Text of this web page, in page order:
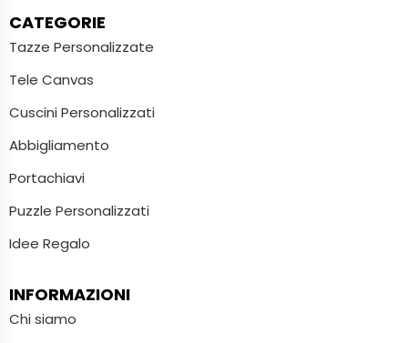
CATEGORIE
Tazze Personalizzate
Tele Canvas
Cuscini Personalizzati
Abbigliamento
Portachiavi
Puzzle Personalizzati
Idee Regalo
INFORMAZIONI
Chi siamo